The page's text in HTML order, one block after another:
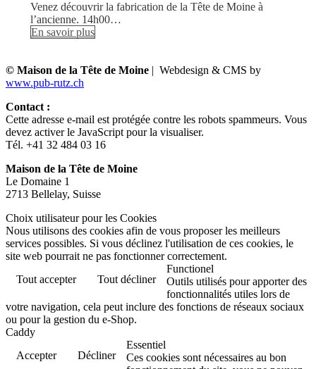
Venez découvrir la fabrication de la Tête de Moine à
l’ancienne. 14h00…
En savoir plus
© Maison de la Tête de Moine | Webdesign & CMS by
www.pub-rutz.ch
Contact :
Cette adresse e-mail est protégée contre les robots spammeurs. Vous
devez activer le JavaScript pour la visualiser.
Tél. +41 32 484 03 16
Maison de la Tête de Moine
Le Domaine 1
2713 Bellelay, Suisse
Choix utilisateur pour les Cookies
Nous utilisons des cookies afin de vous proposer les meilleurs
services possibles. Si vous déclinez l'utilisation de ces cookies, le
site web pourrait ne pas fonctionner correctement.
Tout accepter
Tout décliner
Functionel
Outils utilisés pour apporter des
fonctionnalités utiles lors de
votre navigation, cela peut inclure des fonctions de réseaux sociaux
ou pour la gestion du e-Shop.
Caddy
Accepter
Décliner
Essentiel
Ces cookies sont nécessaires au bon